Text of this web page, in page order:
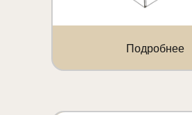
Подробнее